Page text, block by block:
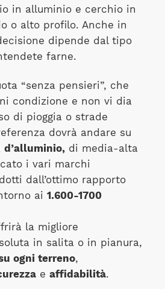
in alluminio e cerchio in
o alto profilo. Anche in
dipende dal tipo
farne.
“senza pensieri”, che
condizione e non vi dia
di pioggia o strade
dovrà andare su
d’alluminio,di media-alta
i vari marchi
dall’ottimo rapporto
ai 1.600-1700
la migliore
in salita o in pianura,
ogni terreno,
e affidabilità.